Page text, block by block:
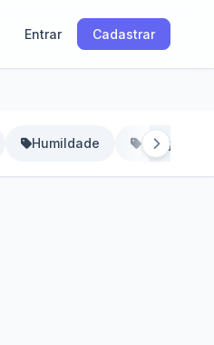
Entrar Cadastrar
Humildade